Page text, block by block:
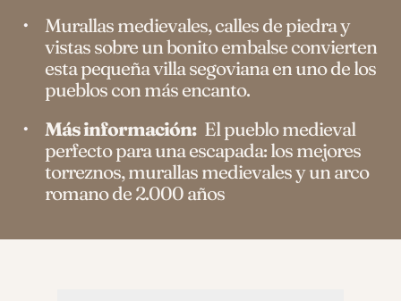
Murallas medievales, calles de piedra y
vistas sobre un bonito embalse convierten
esta pequeña villa segoviana en uno de los
pueblos con más encanto.
Más información: El pueblo medieval
perfecto para una escapada: los mejores
torreznos, murallas medievales y un arco
romano de 2.000 años